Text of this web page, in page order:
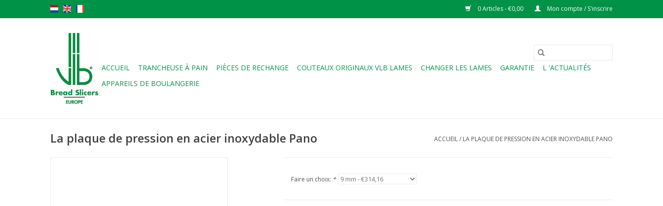
0 Articles - €0,00 Mon compte / S'inscrire
ACCUEIL TRANCHEUSE À PAIN PIÈCES DE RECHANGE COUTEAUX ORIGINAUX VLB LAMES CHANGER LES LAMES GARANTIE
L 'ACTUALITÉS
APPAREILS DE BOULANGERIE
La plaque de pression en acier inoxydable Pano ACCUEIL/ LA PLAQUE DE PRESSION EN ACIER INOXYDABLE PANO
Faire un choix: *